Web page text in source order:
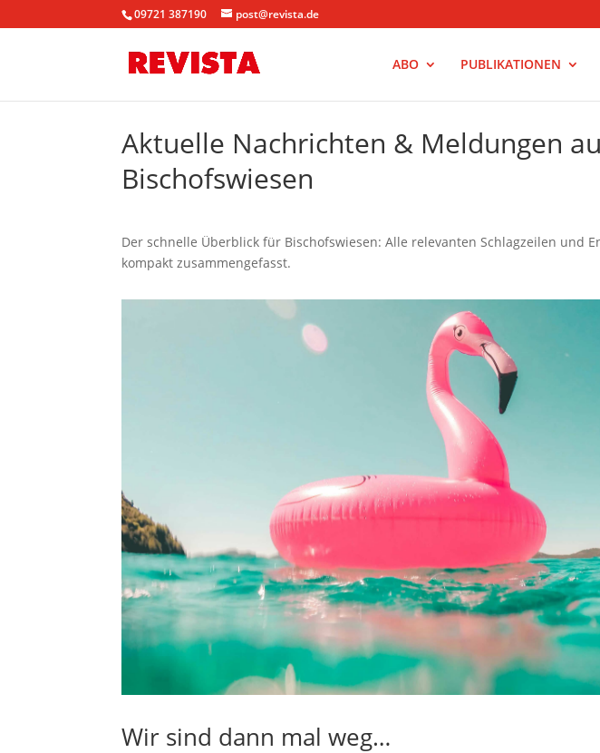
09721 387190 post@revista.de
ABO PUBLIKATIONEN
Aktuelle Nachrichten & Meldungen
Bischofswiesen
Der schnelle Überblick für Bischofswiesen: Alle relevanten Schlagzeilen und
kompakt zusammengefasst.
Wir sind dann mal weg…